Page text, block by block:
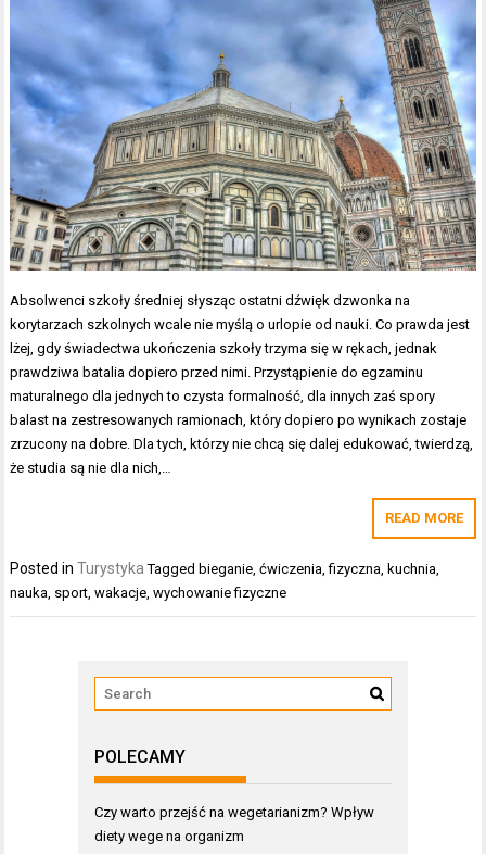
Absolwenci szkoły średniej słysząc ostatni dźwięk dzwonka na
korytarzach szkolnych wcale nie myślą o urlopie od nauki. Co prawda jest
lżej, gdy świadectwa ukończenia szkoły trzyma się w rękach, jednak
prawdziwa batalia dopiero przed nimi. Przystąpienie do egzaminu
maturalnego dla jednych to czysta formalność, dla innych zaś spory
balast na zestresowanych ramionach, który dopiero po wynikach zostaje
zrzucony na dobre. Dla tych, którzy nie chcą się dalej edukować, twierdzą,
że studia są nie dla nich,…
READ MORE
Posted inTurystyka Tagged bieganie,ćwiczenia,fizyczna, kuchnia,
nauka, sport,wakacje,wychowanie fizyczne
POLECAMY
Czy warto przejść na wegetarianizm? Wpływ
diety wege na organizm